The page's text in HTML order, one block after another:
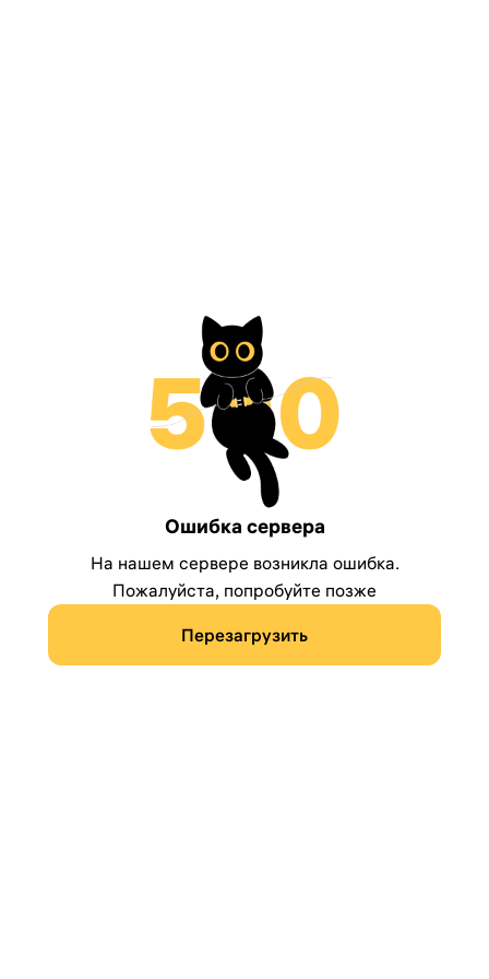
Ошибка сервера
На нашем сервере возникла ошибка.
Пожалуйста, попробуйте позже
Перезагрузить